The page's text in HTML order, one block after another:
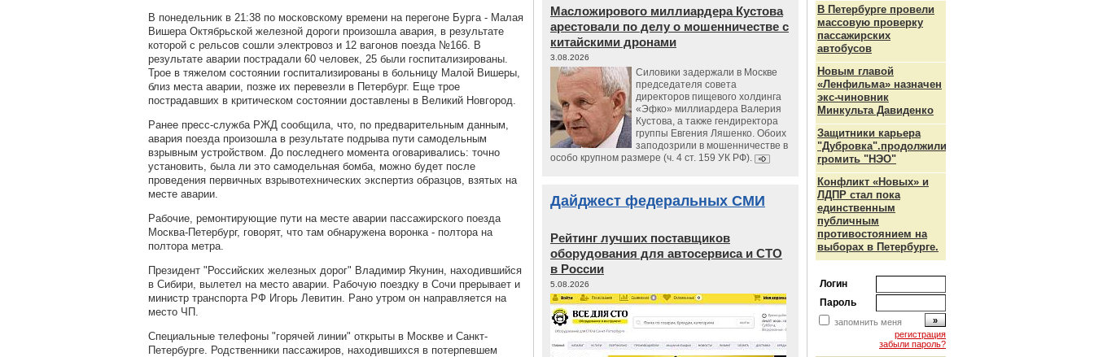
В понедельник в 21:38 по московскому времени на перегоне Бурга - Малая
Вишера Октябрьской железной дороги произошла авария, в результате
которой с рельсов сошли электровоз и 12 вагонов поезда №166. В
результате аварии пострадали 60 человек, 25 были госпитализированы.
Трое в тяжелом состоянии госпитализированы в больницу Малой Вишеры,
близ места аварии, позже их перевезли в Петербург. Еще трое
пострадавших в критическом состоянии доставлены в Великий Новгород.
Ранее пресс-служба РЖД сообщила, что, по предварительным данным,
авария поезда произошла в результате подрыва пути самодельным
взрывным устройством. До последнего момента оговаривались: точно
установить, была ли это самодельная бомба, можно будет после
проведения первичных взрывотехнических экспертиз образцов, взятых на
месте аварии.
Рабочие, ремонтирующие пути на месте аварии пассажирского поезда
Москва-Петербург, говорят, что там обнаружена воронка - полтора на
полтора метра.
Президент "Российских железных дорог" Владимир Якунин, находившийся
в Сибири, вылетел на место аварии. Рабочую поездку в Сочи прерывает и
министр транспорта РФ Игорь Левитин. Рано утром он направляется на
место ЧП.
Специальные телефоны "горячей линии" открыты в Москве и Санкт-
Петербурге. Родственники пассажиров, находившихся в потерпевшем
Масложирового миллиардера Кустова
арестовали по делу о мошенничестве с
китайскими дронами
3.08.2026
Силовики задержали в Москве
председателя совета
директоров пищевого холдинга
«Эфко» миллиардера Валерия
Кустова, а также гендиректора
группы Евгения Ляшенко. Обоих
заподозрили в мошенничестве в
особо крупном размере (ч. 4 ст. 159 УК РФ).
Дайджест федеральных СМИ
Рейтинг лучших поставщиков
оборудования для автосервиса и СТО
в России
5.08.2026
В Петербурге провели
массовую проверку
пассажирских
автобусов
Новым главой
«Ленфильма» назначен
экс-чиновник
Минкульта Давиденко
Защитники карьера
"Дубровка".продолжили
громить "НЭО"
Конфликт «Новых» и
ЛДПР стал пока
единственным
публичным
противостоянием на
выборах в Петербурге.
Логин
Пароль
запомнить меня
регистрация
забыли пароль?